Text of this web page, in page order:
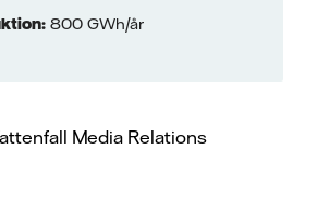
800 GWh/år
Media Relations